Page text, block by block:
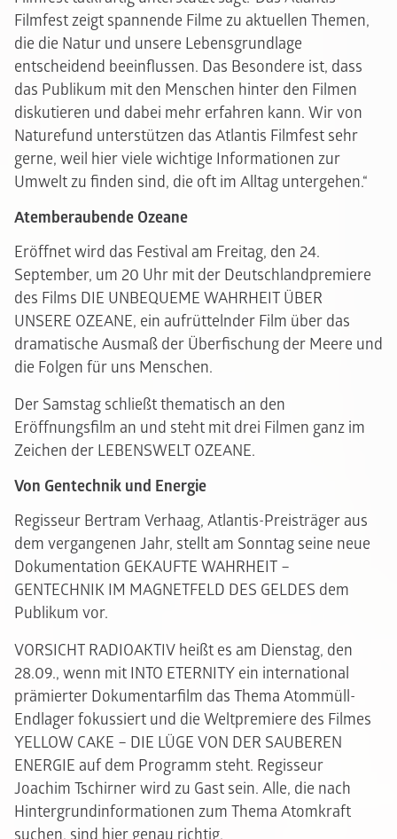
Filmfest zeigt spannende Filme zu aktuellen Themen,
die die Natur und unsere Lebensgrundlage
entscheidend beeinflussen. Das Besondere ist, dass
das Publikum mit den Menschen hinter den Filmen
diskutieren und dabei mehr erfahren kann. Wir von
Naturefund unterstützen das Atlantis Filmfest sehr
gerne, weil hier viele wichtige Informationen zur
Umwelt zu finden sind, die oft im Alltag untergehen.“
Atemberaubende Ozeane
Eröffnet wird das Festival am Freitag, den 24.
September, um 20 Uhr mit der Deutschlandpremiere
des Films DIE UNBEQUEME WAHRHEIT ÜBER
UNSERE OZEANE, ein aufrüttelnder Film über das
dramatische Ausmaß der Überfischung der Meere und
die Folgen für uns Menschen.
Der Samstag schließt thematisch an den
Eröffnungsfilm an und steht mit drei Filmen ganz im
Zeichen der LEBENSWELT OZEANE.
Von Gentechnik und Energie
Regisseur Bertram Verhaag, Atlantis-Preisträger aus
dem vergangenen Jahr, stellt am Sonntag seine neue
Dokumentation GEKAUFTE WAHRHEIT –
GENTECHNIK IM MAGNETFELD DES GELDES dem
Publikum vor.
VORSICHT RADIOAKTIV heißt es am Dienstag, den
28.09., wenn mit INTO ETERNITY ein international
prämierter Dokumentarfilm das Thema Atommüll-
Endlager fokussiert und die Weltpremiere des Filmes
YELLOW CAKE – DIE LÜGE VON DER SAUBEREN
ENERGIE auf dem Programm steht. Regisseur
Joachim Tschirner wird zu Gast sein. Alle, die nach
Hintergrundinformationen zum Thema Atomkraft
suchen, sind hier genau richtig.